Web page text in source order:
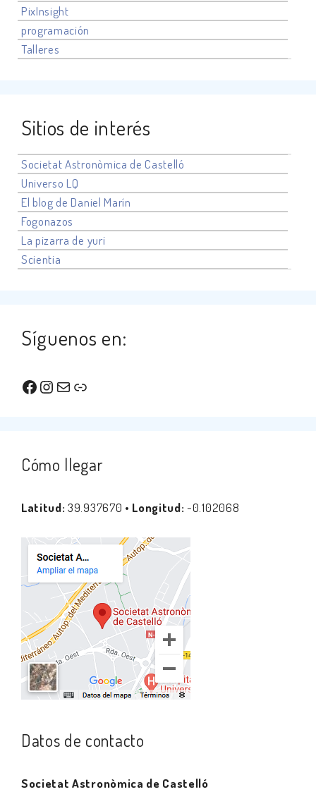
PixInsight
programación
Talleres
Sitios de interés
Societat Astronòmica de Castelló
Universo LQ
El blog de Daniel Marín
Fogonazos
La pizarra de yuri
Scientia
Síguenos en:
Facebook
Instagram
Correo electrónico
Enlace
Cómo llegar
Latitud: 39.937670 • Longitud: -0.102068
Datos de contacto
Societat Astronòmica de Castelló